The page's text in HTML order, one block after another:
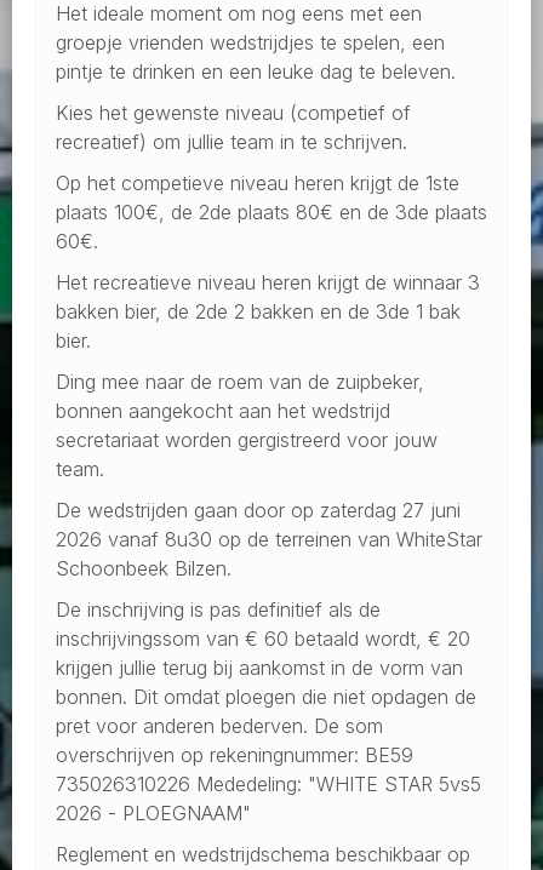
Het ideale moment om nog eens met een
groepje vrienden wedstrijdjes te spelen, een
pintje te drinken en een leuke dag te beleven.
Kies het gewenste niveau (competief of
recreatief) om jullie team in te schrijven.
Op het competieve niveau heren krijgt de 1ste
plaats 100€, de 2de plaats 80€ en de 3de plaats
60€.
Het recreatieve niveau heren krijgt de winnaar 3
bakken bier, de 2de 2 bakken en de 3de 1 bak
bier.
Ding mee naar de roem van de zuipbeker,
bonnen aangekocht aan het wedstrijd
secretariaat worden gergistreerd voor jouw
team.
De wedstrijden gaan door op zaterdag 27 juni
2026 vanaf 8u30 op de terreinen van WhiteStar
Schoonbeek Bilzen.
De inschrijving is pas definitief als de
inschrijvingssom van € 60 betaald wordt, € 20
krijgen jullie terug bij aankomst in de vorm van
bonnen. Dit omdat ploegen die niet opdagen de
pret voor anderen bederven. De som
overschrijven op rekeningnummer: BE59
735026310226 Mededeling: "WHITE STAR 5vs5
2026 - PLOEGNAAM"
Reglement en wedstrijdschema beschikbaar op